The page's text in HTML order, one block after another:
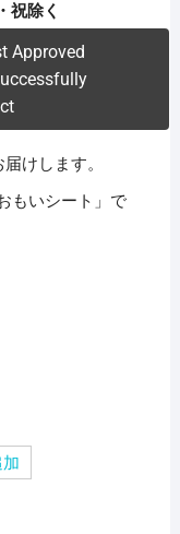
祝除く
けします。
もいシート」で
Approved